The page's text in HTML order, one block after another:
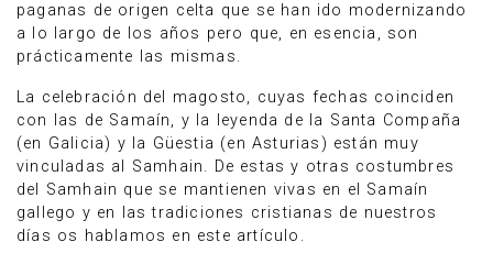
paganas de origen celta que se han ido modernizando
a lo largo de los años pero que, en esencia, son
prácticamente las mismas.
La celebración del magosto, cuyas fechas coinciden
con las de Samaín, y la leyenda de la Santa Compaña
(en Galicia) y la Güestia (en Asturias) están muy
vinculadas al Samhain. De estas y otras costumbres
del Samhain que se mantienen vivas en el Samaín
gallego y en las tradiciones cristianas de nuestros
días os hablamos en este artículo.